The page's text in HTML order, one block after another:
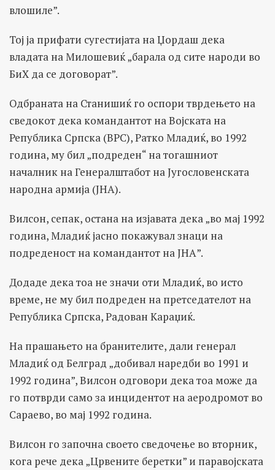
влошиле”.
Тој ја прифати сугестијата на Џордаш дека
владата на Милошевиќ „барала од сите народи во
БиХ да се договорат”.
Одбраната на Станишиќ го оспори тврдењето на
сведокот дека командантот на Војската на
Република Српска (ВРС), Ратко Младиќ, во 1992
година, му бил „подреден“ на тогашниот
началник на Генералштабот на Југословенската
народна армија (ЈНА).
Вилсон, сепак, остана на изјавата дека „во мај 1992
година, Младиќ јасно покажувал знаци на
подреденост на командантот на ЈНА”.
Додаде дека тоа не значи оти Младиќ, во исто
време, не му бил подреден на претседателот на
Република Српска, Радован Караџиќ.
На прашањето на бранителите, дали генерал
Младиќ од Белград „добивал наредби во 1991 и
1992 година”, Вилсон одговори дека тоа може да
го потврди само за инцидентот на аеродромот во
Сараево, во мај 1992 година.
Вилсон го започна своето сведочење во вторник,
кога рече дека „Црвените беретки” и паравојската